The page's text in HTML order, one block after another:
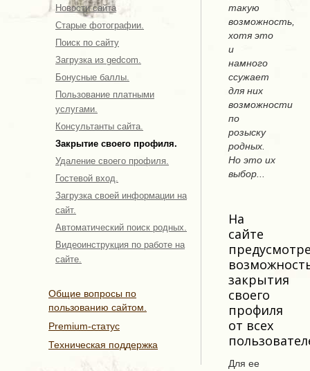
Новости сайта
Старые фотографии.
Поиск по сайту
Загрузка из gedcom.
Бонусные баллы.
Пользование платными
услугами.
Консультанты сайта.
Закрытие своего профиля.
Удаление своего профиля.
Гостевой вход.
Загрузка своей информации на
сайт.
Автоматический поиск родных.
Видеоинструкция по работе на
сайте.
Общие вопросы по
пользованию сайтом.
Premium-статус
Техническая поддержка
такую
возможность,
хотя это
и
намного
ссужает
для них
возможности
по
розыску
родных.
Но это их
выбор...
На
сайте
закрытия
своего
профиля
от всех
Для ее